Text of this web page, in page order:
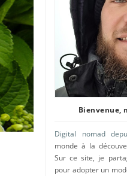
Bienvenue,
Digital nomad
monde à la
Sur ce site, je
pour adopter un